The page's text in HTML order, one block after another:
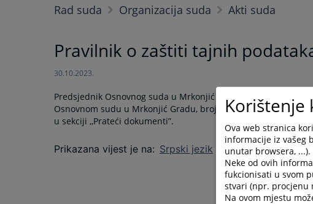
Rad suda Organizacija suda Akti suda
Pravilnik o zaštiti tajnih
30.10.2023.
Predsjednik Osnovnog suda u Mrkonjić Gradu donio je dana,
Osnovnom sudu u Mrkonjić Gradu, broj: 075-0 Su-23-000
u sekciji ,,Prateći dokumenti”.
Prikazana vijest je na: Srpski jezik
Korištenje
Ova web stranica
informacije iz vašeg
unutar browsera, ...).
Neke od ovih
fukcionisati u svom
stvari (npr. procjenu
Na ovom mjestu